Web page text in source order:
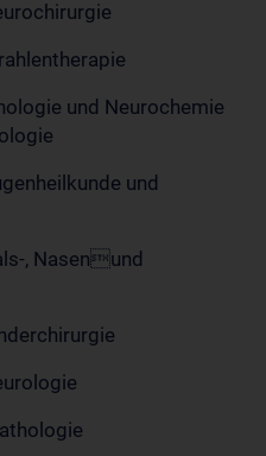
und Neurochemie
und
, Nasenund